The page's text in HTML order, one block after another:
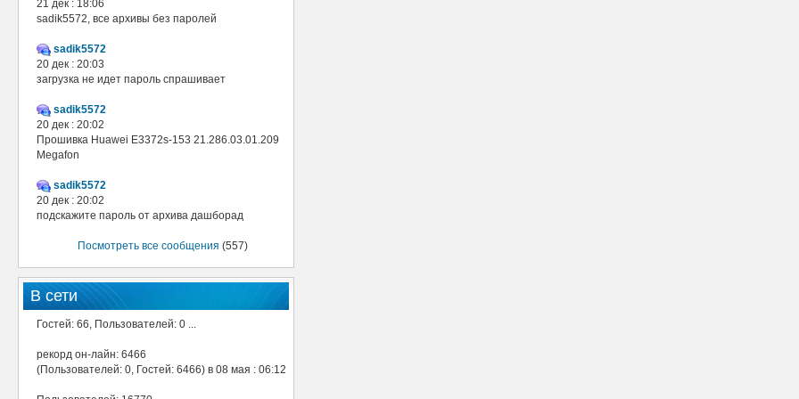
21 дек : 18:06
sadik5572, все архивы без паролей
sadik5572
20 дек : 20:03
загрузка не идет пароль спрашивает
sadik5572
20 дек : 20:02
Прошивка Huawei E3372s-153 21.286.03.01.209
Megafon
sadik5572
20 дек : 20:02
подскажите пароль от архива дашборад
Посмотреть все сообщения (557)
В сети
Гостей: 66, Пользователей: 0 ...
рекорд он-лайн: 6466
(Пользователей: 0, Гостей: 6466) в 08 мая : 06:12